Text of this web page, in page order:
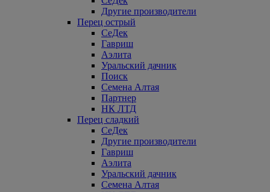
Другие производители
Перец острый
СеДек
Гавриш
Аэлита
Уральский дачник
Поиск
Семена Алтая
Партнер
НК ЛТД
Перец сладкий
СеДек
Другие производители
Гавриш
Аэлита
Уральский дачник
Семена Алтая